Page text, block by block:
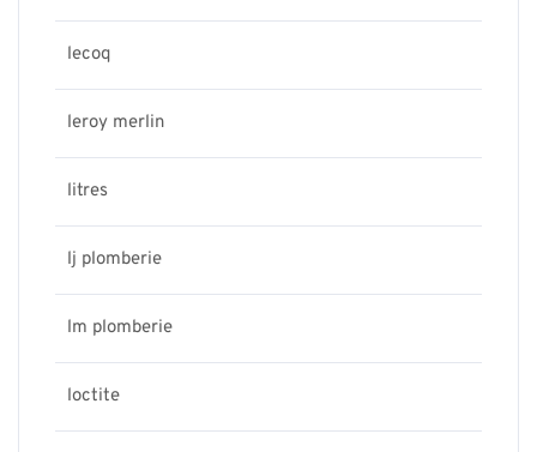
lecoq
leroy merlin
litres
lj plomberie
lm plomberie
loctite